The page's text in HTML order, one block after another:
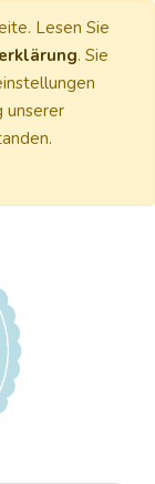
Lesen Sie
. Sie
unserer